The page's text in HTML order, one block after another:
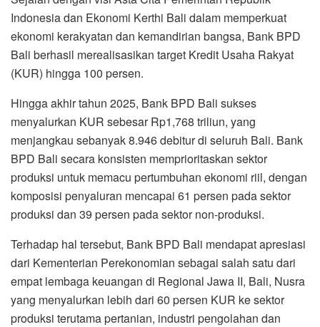
Indonesia dan Ekonomi Kerthi Bali dalam memperkuat
ekonomi kerakyatan dan kemandirian bangsa, Bank BPD
Bali berhasil merealisasikan target Kredit Usaha Rakyat
(KUR) hingga 100 persen.
Hingga akhir tahun 2025, Bank BPD Bali sukses
menyalurkan KUR sebesar Rp1,768 triliun, yang
menjangkau sebanyak 8.946 debitur di seluruh Bali. Bank
BPD Bali secara konsisten memprioritaskan sektor
produksi untuk memacu pertumbuhan ekonomi riil, dengan
komposisi penyaluran mencapai 61 persen pada sektor
produksi dan 39 persen pada sektor non-produksi.
Terhadap hal tersebut, Bank BPD Bali mendapat apresiasi
dari Kementerian Perekonomian sebagai salah satu dari
empat lembaga keuangan di Regional Jawa II, Bali, Nusra
yang menyalurkan lebih dari 60 persen KUR ke sektor
produksi terutama pertanian, industri pengolahan dan